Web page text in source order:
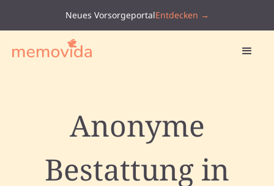
Neues VorsorgeportalEntdecken →
Anonyme
Bestattung in